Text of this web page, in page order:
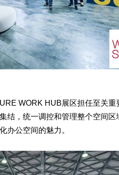
WORK HUB展区担任至关
，统一调控和管理整个空间
办公空间的魅力。